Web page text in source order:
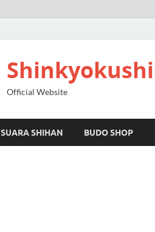
Official Website
SUARA SHIHAN BUDO SHOP